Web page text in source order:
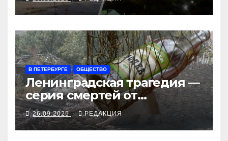
рубеж
В ПЕТЕРБУРГЕ ОБЩЕСТВО
Ленинградская трагедия —
серия смертей от
алкосуррогата
26.09.2025 РЕДАКЦИЯ